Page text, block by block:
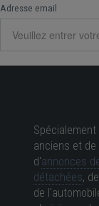
Adresse email
anciens et de
d'annonces
détachées, de
de